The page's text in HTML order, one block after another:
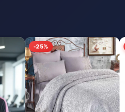
-25%